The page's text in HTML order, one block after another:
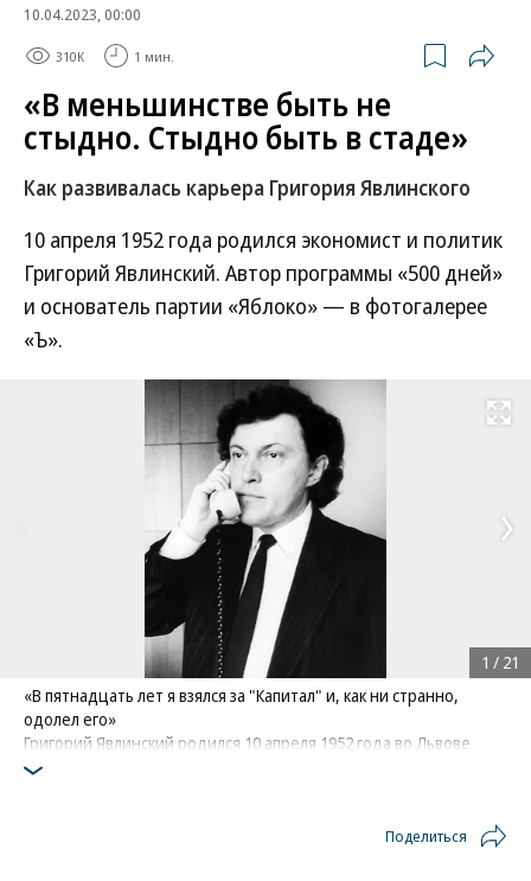
10.04.2023, 00:00
310K 1 мин.
«В меньшинстве быть не
стыдно. Стыдно быть в стаде»
Как развивалась карьера Григория Явлинского
10 апреля 1952 года родился экономист и политик
Григорий Явлинский. Автор программы «500 дней»
и основатель партии «Яблоко» — в фотогалерее
«Ъ».
Развернуть
«В пятнадцать лет я взялся за "Капитал" и, как ни странно,
одолел его»
Григорий Явлинский родился 10 апреля 1952 года во Львове.
Окончил экономический факультет Московского института
Явлинский уже тогда предлагал реформировать экономику
1 / 21
Поделиться